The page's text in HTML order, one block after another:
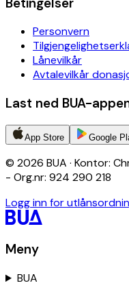
Personvern
Lånevilkår
Avtalevilkår
Last ned BUA-
App Store Google
© 2026 BUA · Kontor:
- Org.nr: 924 290 218
Logg inn for
Meny
BUA